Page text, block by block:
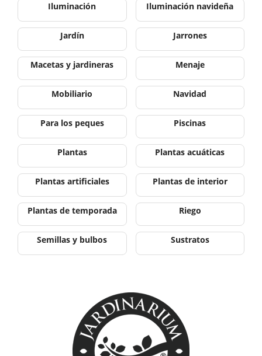
Iluminación Iluminación navideña
Jardín Jarrones
Macetas y jardineras Menaje
Mobiliario Navidad
Para los peques Piscinas
Plantas Plantas acuáticas
Plantas artificiales Plantas de interior
Plantas de temporada Riego
Semillas y bulbos Sustratos